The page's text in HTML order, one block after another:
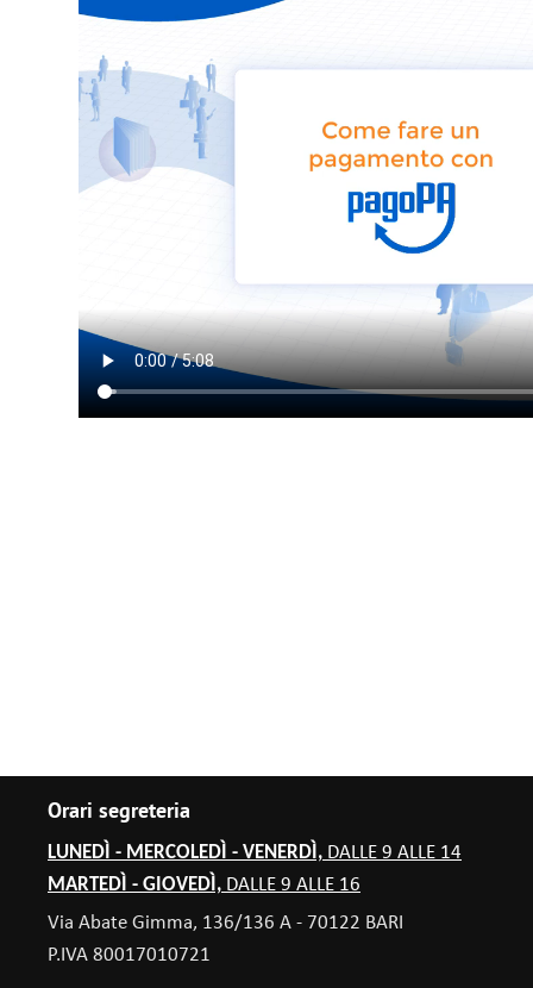
Orari segreteria
LUNEDÌ - MERCOLEDÌ - VENERDÌ, DALLE 9 ALLE 14
MARTEDÌ - GIOVEDÌ, DALLE 9 ALLE 16
Via Abate Gimma, 136/136 A - 70122 BARI
P.IVA 80017010721